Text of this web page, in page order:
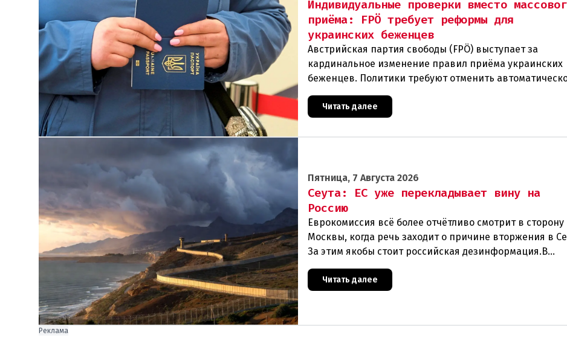
Индивидуальные проверки вместо
приёма: FPÖ требует реформы для
украинских беженцев
Австрийская партия свободы (FPÖ) выступает за
кардинальное изменение правил приёма украинских
беженцев. Политики требуют отменить
предоставление убежища и ввести индивидуальные
проверки
Читать далее
Пятница, 7 Августа 2026
Сеута: ЕС уже перекладывает вину на
Россию
Еврокомиссия всё более отчётливо смотрит в сторону
Москвы, когда речь заходит о причине вторжения в
За этим якобы стоит российская дезинформация.В
течение нескольких дней около 72 000 человек п
Читать далее
Реклама